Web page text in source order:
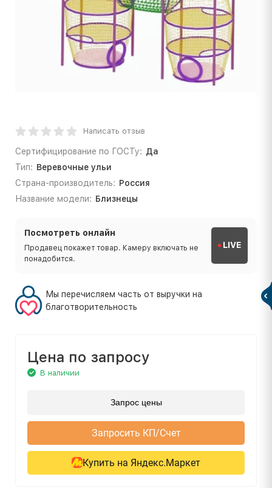
Написать отзыв
Сертифицирование по ГОСТу: Да
Тип: Веревочные ульи
Страна-производитель: Россия
Название модели: Близнецы
Посмотреть онлайн
Продавец покажет товар. Камеру включать не
понадобится.
LIVE
Мы перечисляем часть от выручки на
благотворительность
Цена по запросу
В наличии
Запрос цены
Запросить КП/Счет
Купить на Яндекс.Маркет